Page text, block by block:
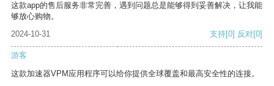
这款app的售后服务非常完善，遇到问题总是能够得到妥善解决，让我能
够放心购物。
2024-10-31
支持[0] 反对[0]
游客
这款加速器VPM应用程序可以给你提供全球覆盖和最高安全性的连接。